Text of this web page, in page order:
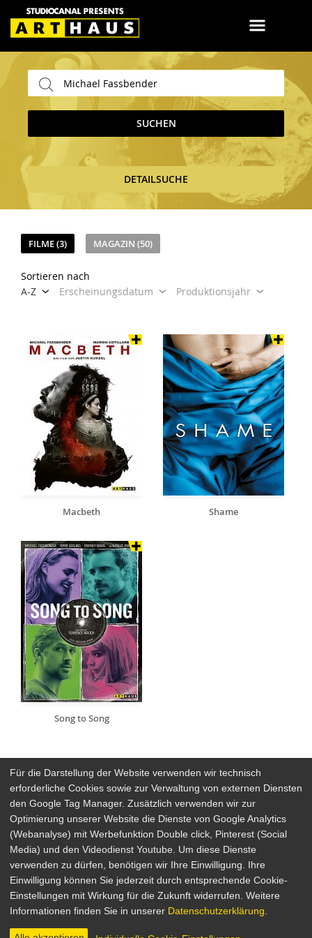
SUCHEN
DETAILSUCHE
FILME (3) MAGAZIN (50)
Sortieren nach
A-Z
Erscheinungsdatum Produktionsjahr
Macbeth Shame
Song to Song
Arthaus Stores
Social Media
Detailsuche
Newsletter
Über Arthaus
Impressum
Datenschutz
AGB
Für die Darstellung der Website verwenden wir technisch
erforderliche Cookies sowie zur Verwaltung von externen Diensten
den Google Tag Manager. Zusätzlich verwenden wir zur
Optimierung unserer Website die Dienste von Google Analytics
(Webanalyse) mit Werbefunktion Double click, Pinterest (Social
Media) und den Videodienst Youtube. Um diese Dienste
verwenden zu dürfen, benötigen wir Ihre Einwilligung. Ihre
Einwilligung können Sie jederzeit durch entsprechende Cookie-
Einstellungen mit Wirkung für die Zukunft widerrufen. Weitere
Informationen finden Sie in unserer Datenschutzerklärung